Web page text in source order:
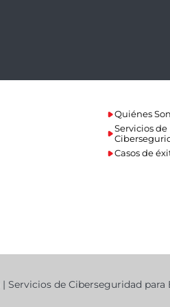
Quiénes
Servicios de
Casos de
| Servicios de Ciberseguridad para